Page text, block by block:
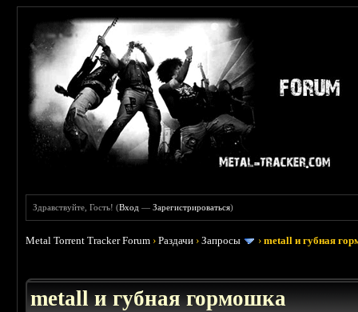
Здравствуйте, Гость! (Вход —Зарегистрироваться)
Metal Torrent Tracker Forum ›Раздачи ›Запросы ›metall и губная
metall и губная гормошка